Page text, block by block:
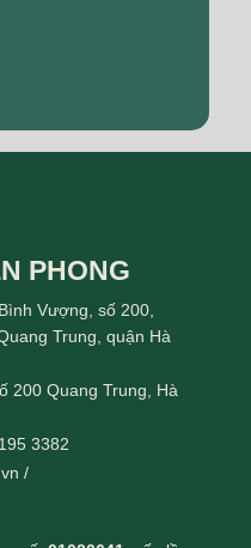
PHONG
Vượng, số 200,
Trung, quận Hà
200 Quang Trung, Hà
3382
/